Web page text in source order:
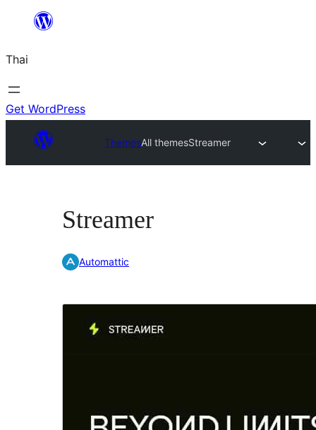
ยัง
เนื้อหา
Thai
Get WordPress
ThemesAll themesStreamer
Streamer
Automattic